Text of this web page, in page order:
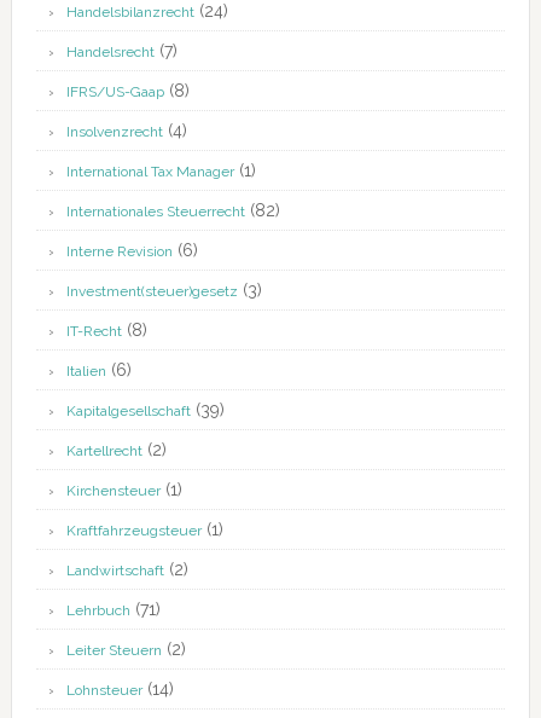
Handelsbilanzrecht(24)
Handelsrecht(7)
IFRS/US-Gaap(8)
Insolvenzrecht(4)
International Tax Manager(1)
Internationales Steuerrecht(82)
Interne Revision (6)
Investment(steuer)gesetz (3)
IT-Recht(8)
Italien (6)
Kapitalgesellschaft(39)
Kartellrecht(2)
Kirchensteuer(1)
Kraftfahrzeugsteuer(1)
Landwirtschaft(2)
Lehrbuch (71)
Leiter Steuern (2)
Lohnsteuer(14)